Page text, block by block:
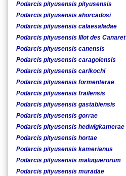
Podarcis pityusensis pityusensis
Podarcis pityusensis ahorcadosi
Podarcis pityusensis calaesaladae
Podarcis pityusensis Illot des Canaret
Podarcis pityusensis canensis
Podarcis pityusensis caragolensis
Podarcis pityusensis carlkochi
Podarcis pityusensis formenterae
Podarcis pityusensis frailensis
Podarcis pityusensis gastabiensis
Podarcis pityusensis gorrae
Podarcis pityusensis hedwigkamerae
Podarcis pityusensis hortae
Podarcis pityusensis kamerianus
Podarcis pityusensis maluquerorum
Podarcis pityusensis muradae